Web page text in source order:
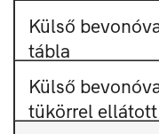
Külső
tábla
Külső
tükörrel